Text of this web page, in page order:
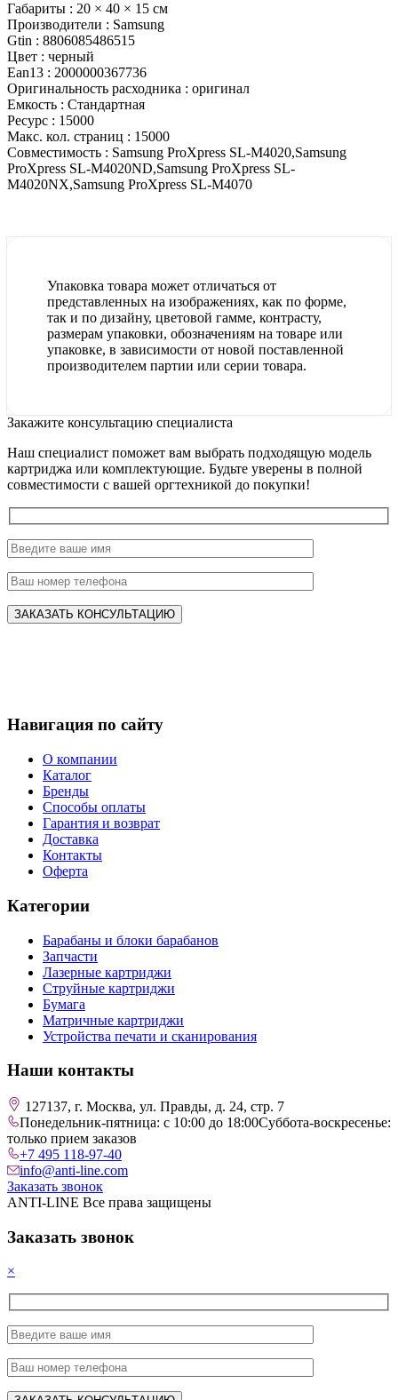
Габариты : 20 × 40 × 15 см
Производители : Samsung
Gtin : 8806085486515
Цвет : черный
Ean13 : 2000000367736
Оригинальность расходника : оригинал
Емкость : Стандартная
Ресурс : 15000
Макс. кол. страниц : 15000
Совместимость : Samsung ProXpress SL-M4020,Samsung
ProXpress SL-M4020ND,Samsung ProXpress SL-
M4020NX,Samsung ProXpress SL-M4070
Упаковка товара может отличаться от
представленных на изображениях, как по форме,
так и по дизайну, цветовой гамме, контрасту,
размерам упаковки, обозначениям на товаре или
упаковке, в зависимости от новой поставленной
производителем партии или серии товара.
Закажите консультацию специалиста
Наш специалист поможет вам выбрать подходящую модель
картриджа или комплектующие. Будьте уверены в полной
совместимости с вашей оргтехникой до покупки!
Навигация по сайту
О компании
Каталог
Бренды
Способы оплаты
Гарантия и возврат
Доставка
Контакты
Оферта
Категории
Барабаны и блоки барабанов
Запчасти
Лазерные картриджи
Струйные картриджи
Бумага
Матричные картриджи
Устройства печати и сканирования
Наши контакты
127137, г. Москва, ул. Правды, д. 24, стр. 7
Понедельник-пятница: с 10:00 до 18:00Суббота-воскресенье:
только прием заказов
+7 495 118-97-40
info@anti-line.com
Заказать звонок
ANTI-LINE Все права защищены
Заказать звонок
×